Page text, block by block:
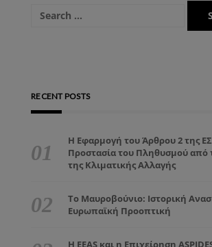
RECENT POSTS
Η Εφαρμογή του Άρθρου 2 της
Προστασία του Πληθυσμού από
της Κλιματικής Αλλαγής
Το Μαυροβούνιο: Ιστορική
Ευρωπαϊκή Προοπτική
Η EEAS και η Επιχείρηση